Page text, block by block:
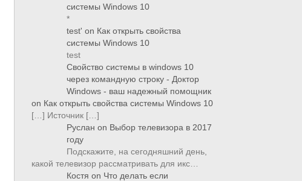
системы Windows 10
*
test' on Как открыть свойства
системы Windows 10
test
Свойство системы в windows 10
через командную строку - Доктор
Windows - ваш надежный помощник
on Как открыть свойства системы Windows 10
[…] Источник […]
Руслан on Выбор телевизора в 2017
году
Подскажите, на сегодняшний день,
какой телевизор рассматривать для икс…
Костя on Что делать если